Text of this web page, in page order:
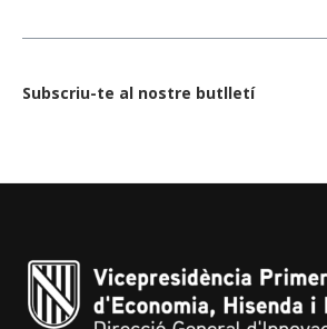
Subscriu-te al nostre butlletí